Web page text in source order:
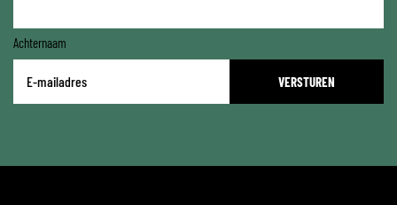
Achternaam
mailadres